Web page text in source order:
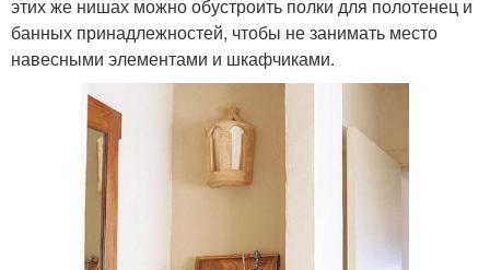
этих же нишах можно обустроить полки для полотенец и
банных принадлежностей, чтобы не занимать место
навесными элементами и шкафчиками.